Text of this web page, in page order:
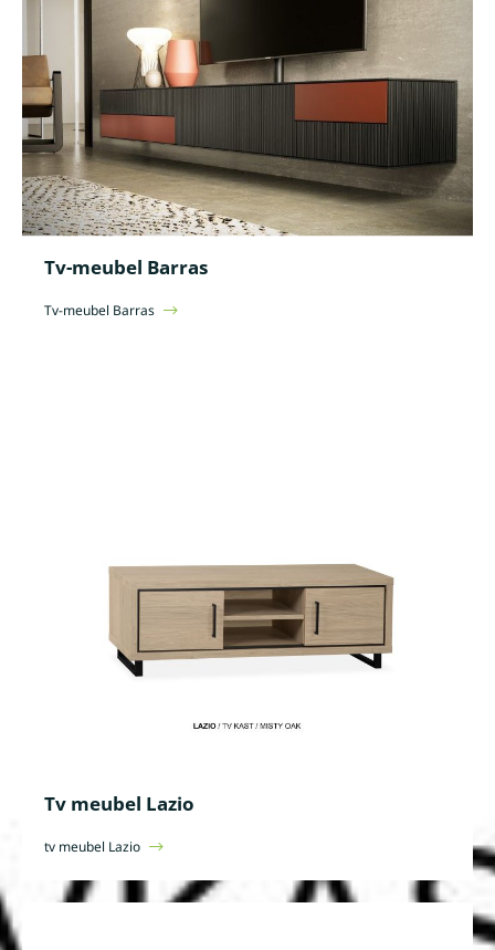
Tv-meubel Barras
Tv-meubel Barras
Tv meubel Lazio
tv meubel Lazio